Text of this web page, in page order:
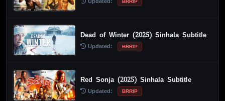
Dead of Winter (2025) Sinhala Subtitle
Updated: BRRIP
Red Sonja (2025) Sinhala Subtitle
Updated: BRRIP